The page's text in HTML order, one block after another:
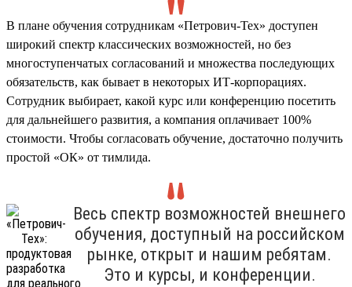
В плане обучения сотрудникам «Петрович-Тех» доступен
широкий спектр классических возможностей, но без
многоступенчатых согласований и множества последующих
обязательств, как бывает в некоторых ИТ-корпорациях.
Сотрудник выбирает, какой курс или конференцию посетить
для дальнейшего развития, а компания оплачивает 100%
стоимости. Чтобы согласовать обучение, достаточно получить
простой «ОК» от тимлида.
Весь спектр возможностей внешнего
обучения, доступный на российском
рынке, открыт и нашим ребятам.
Это и курсы, и конференции.